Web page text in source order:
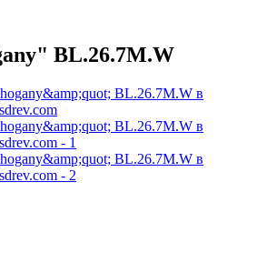
BL.26.7M.W